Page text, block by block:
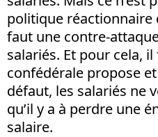
politique réactionnaire
faut une contre-
salariés. Et pour cela,
confédérale propose
défaut, les salariés ne
qu’il y a à perdre une
salaire.